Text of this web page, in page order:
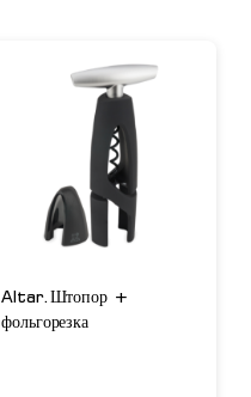
Altar.Штопор +
фольгорезка